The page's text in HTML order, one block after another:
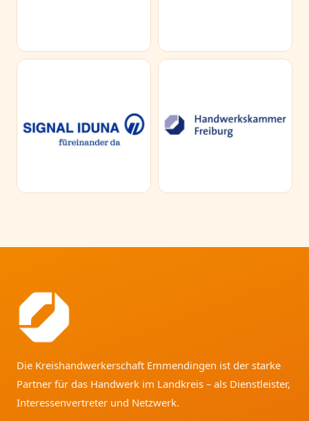
Die Kreishandwerkerschaft Emmendingen ist der starke
Partner für das Handwerk im Landkreis – als Dienstleister,
Interessenvertreter und Netzwerk.